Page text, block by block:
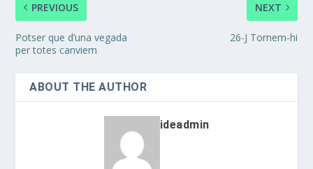
PREVIOUS
Potser que d’una vegada
per totes canviem
NEXT
26-J Tornem-hi
ABOUT THE AUTHOR
ideadmin